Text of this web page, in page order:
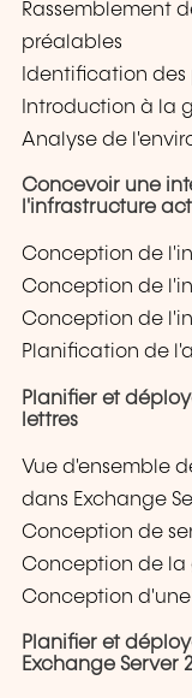
Rassemblement
préalables
Identification
Introduction à la
Analyse de
Concevoir une
l'infrastructure
Conception de
Conception de
Conception de
Planification de
Planifier et
lettres
Vue d'ensemble
dans Exchange
Conception de
Conception de la
Conception
Planifier et
Exchange Server